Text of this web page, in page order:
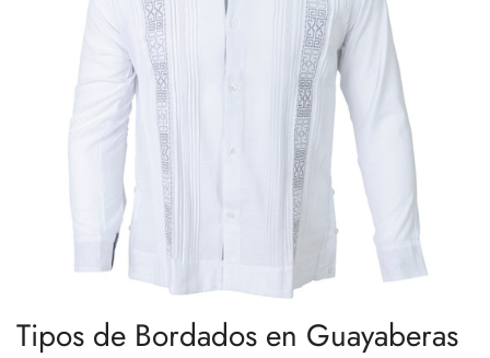
Tipos de Bordados en Guayaberas